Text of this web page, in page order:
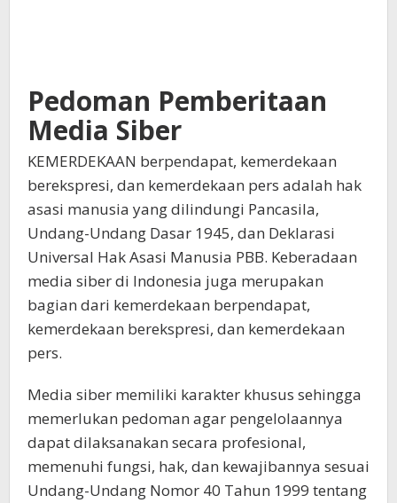
Pedoman Pemberitaan
Media Siber
KEMERDEKAAN berpendapat, kemerdekaan
berekspresi, dan kemerdekaan pers adalah hak
asasi manusia yang dilindungi Pancasila,
Undang-Undang Dasar 1945, dan Deklarasi
Universal Hak Asasi Manusia PBB. Keberadaan
media siber di Indonesia juga merupakan
bagian dari kemerdekaan berpendapat,
kemerdekaan berekspresi, dan kemerdekaan
pers.
Media siber memiliki karakter khusus sehingga
memerlukan pedoman agar pengelolaannya
dapat dilaksanakan secara profesional,
memenuhi fungsi, hak, dan kewajibannya sesuai
Undang-Undang Nomor 40 Tahun 1999 tentang